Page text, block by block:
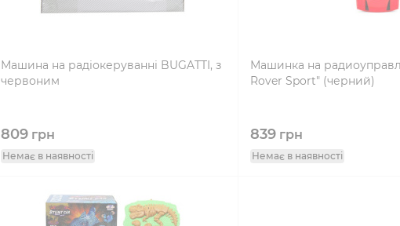
Машина на радіокеруванні BUGATTI, з
червоним
809грн
Немає в наявності
Машинка на
Rover Sport" (черний)
839грн
Немає в наявності